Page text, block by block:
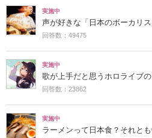
実施中
声が好きな「日本のボーカリス
回答数：49475
実施中
歌が上手だと思うホロライブ
回答数：23862
実施中
ラーメンって日本食？それと